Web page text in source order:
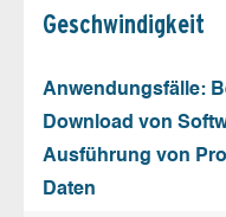
Geschw­indigkeit
Anwendungsfälle:
Download von
Ausführung von
Daten